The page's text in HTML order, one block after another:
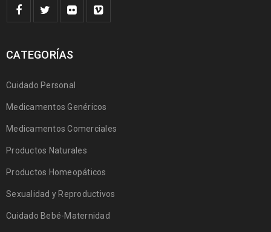
CATEGORÍAS
Cuidado Personal
Medicamentos Genéricos
Medicamentos Comerciales
Productos Naturales
Productos Homeopáticos
Sexualidad y Reproductivos
Cuidado Bebé-Maternidad